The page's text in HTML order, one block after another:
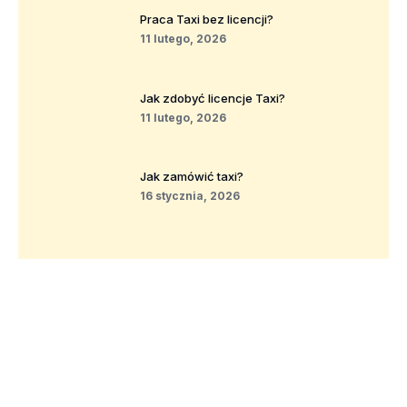
Praca Taxi bez licencji?
11 lutego, 2026
Jak zdobyć licencje Taxi?
11 lutego, 2026
Jak zamówić taxi?
16 stycznia, 2026